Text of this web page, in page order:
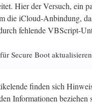
Hier der Versuch, ein
die iCloud-Anbindung,
fehlende VBScript-
Secure Boot
finden sich
Informationen beziehen